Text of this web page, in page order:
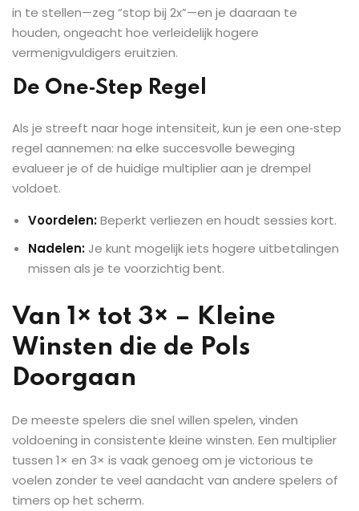
in te stellen—zeg “stop bij 2x”—en je daaraan te
houden, ongeacht hoe verleidelijk hogere
vermenigvuldigers eruitzien.
De One‑Step Regel
Als je streeft naar hoge intensiteit, kun je een one‑step
regel aannemen: na elke succesvolle beweging
evalueer je of de huidige multiplier aan je drempel
voldoet.
Voordelen:Beperkt verliezen en houdt sessies kort.
Nadelen: Je kunt mogelijk iets hogere uitbetalingen
missen als je te voorzichtig bent.
Van 1× tot 3× – Kleine
Winsten die de Pols
Doorgaan
De meeste spelers die snel willen spelen, vinden
voldoening in consistente kleine winsten. Een multiplier
tussen 1× en 3× is vaak genoeg om je victorious te
voelen zonder te veel aandacht van andere spelers of
timers op het scherm.